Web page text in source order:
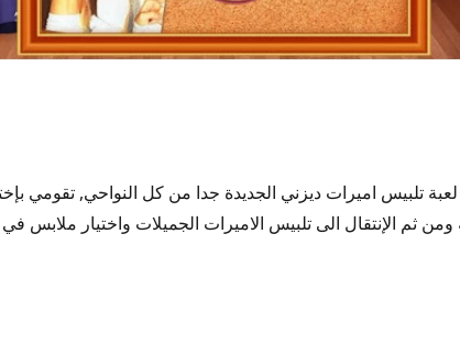
تلبيس اميرات ديزني الجديدة جدا من كل النواحي, تقومي
ثم الإنتقال الى تلبيس الاميرات الجميلات واختيار ملابس